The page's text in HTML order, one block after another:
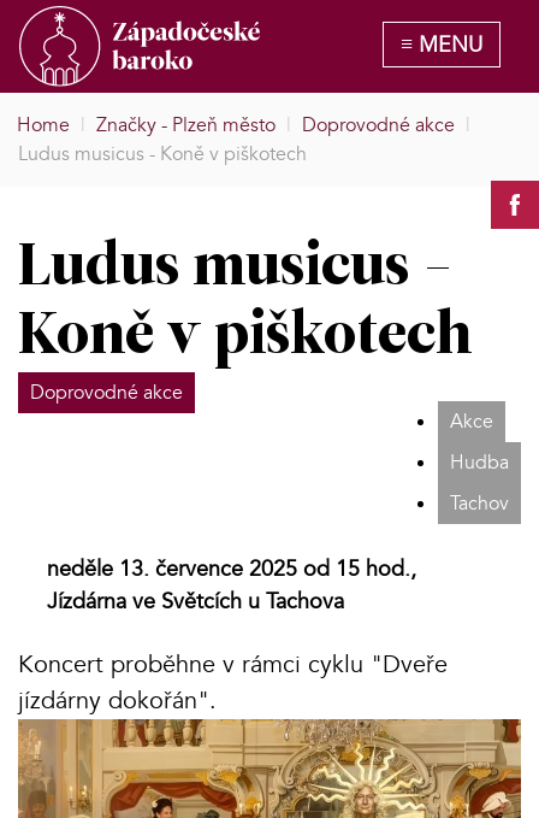
Home | Značky - Plzeň město | Doprovodné akce |
Ludus musicus - Koně v piškotech
Ludus musicus -
Koně v piškotech
Doprovodné akce
Akce
Hudba
Tachov
neděle 13. července 2025 od 15 hod.,
Jízdárna ve Světcích u Tachova
Koncert proběhne v rámci cyklu "Dveře
jízdárny dokořán".